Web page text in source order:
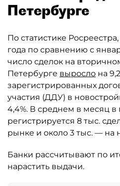
Петербурге
По статистике
года по сравнению с
число сделок на
Петербурге выросло на
зарегистрированных
участия (ДДУ) в
4,4%. В среднем в месяц в
регистрируется 8 тыс.
рынке и около 3 тыс. — на
Банки рассчитывают по
нарастить выдачи.